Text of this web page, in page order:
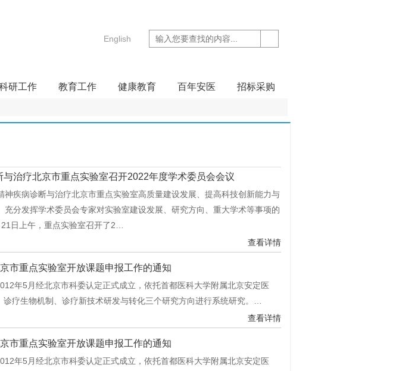
English
研工作 教育工作 健康教育 百年安医 招标采购
与治疗北京市重点实验室召开2022年度学术委员会会议
神疾病诊断与治疗北京市重点实验室高质量建设发展、提高科技创新能力与
充分发挥学术委员会专家对实验室建设发展、研究方向、重大学术等事项的
日上午，重点实验室召开了2…
查看详情
市重点实验室开放课题申报工作的通知
年5月经北京市科委认定正式成立，依托首都医科大学附属北京安定医
疗生物机制、诊疗新技术研发与转化三个研究方向进行系统研究。…
查看详情
市重点实验室开放课题申报工作的通知
年5月经北京市科委认定正式成立，依托首都医科大学附属北京安定医